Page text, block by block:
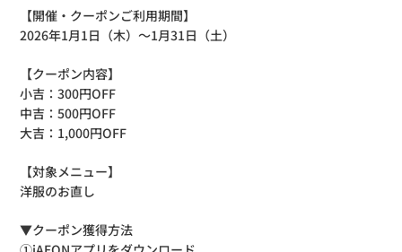
【開催・クーポンご利用期間】
2026年1月1日（木）～1月31日（土）
【クーポン内容】
小吉：300円OFF
中吉：500円OFF
大吉：1,000円OFF
【対象メニュー】
洋服のお直し
▼クーポン獲得方法